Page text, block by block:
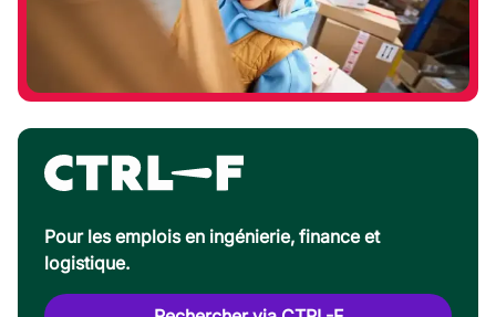
Pour les emplois en ingénierie, finance et
logistique.